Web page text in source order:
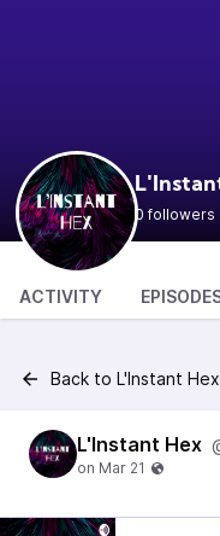
0 followers
ACTIVITY
Back to L'Instant
L'Instant Hex